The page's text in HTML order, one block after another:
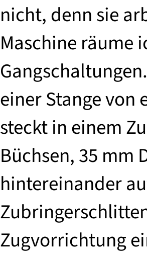
nicht, denn sie
Maschine räume
einer Stange von
steckt in einem
Büchsen, 35 mm
hintereinander
Zugvorrichtung